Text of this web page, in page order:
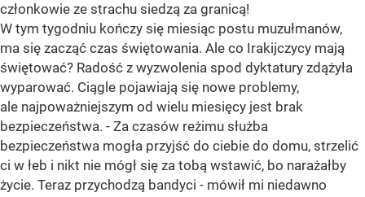
członkowie ze strachu siedzą za granicą!
W tym tygodniu kończy się miesiąc postu muzułmanów,
ma się zacząć czas świętowania. Ale co Irakijczycy mają
świętować? Radość z wyzwolenia spod dyktatury zdążyła
wyparować. Ciągle pojawiają się nowe problemy,
ale najpoważniejszym od wielu miesięcy jest brak
bezpieczeństwa. - Za czasów reżimu służba
bezpieczeństwa mogła przyjść do ciebie do domu, strzelić
ci w łeb i nikt nie mógł się za tobą wstawić, bo narażałby
życie. Teraz przychodzą bandyci - mówił mi niedawno